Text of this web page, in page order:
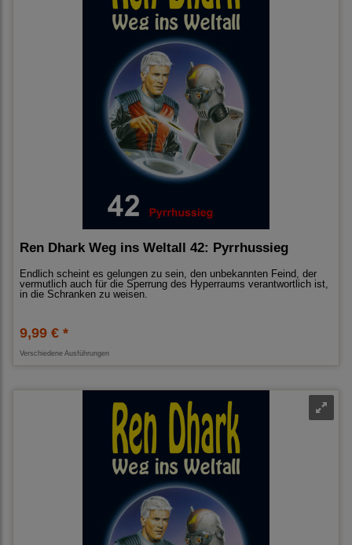
Ren Dhark Weg ins Weltall 42: Pyrrhussieg
Endlich scheint es gelungen zu sein, den unbekannten Feind, der
vermutlich auch für die Sperrung des Hyperraums verantwortlich ist,
in die Schranken zu weisen.
9,99 € *
Verschiedene Ausführungen